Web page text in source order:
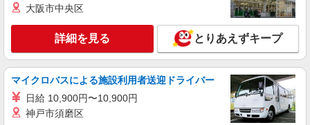
大阪市中央区
詳細を見る とりあえずキープ
マイクロバスによる施設利用者送迎ドライバー
日給 10,900円〜10,900円
神戸市須磨区